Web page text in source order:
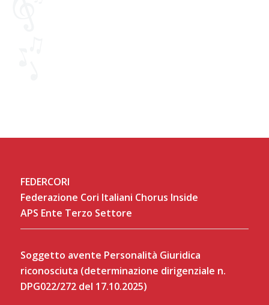
FEDERCORI
Federazione Cori Italiani Chorus Inside
APS Ente Terzo Settore
Soggetto avente Personalità Giuridica
riconosciuta (determinazione dirigenziale n.
DPG022/272 del 17.10.2025)